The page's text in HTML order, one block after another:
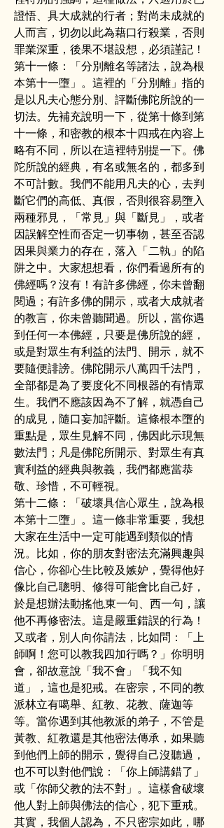
證悟、具大成就的行者；對尚未成就的
人而言，切勿以此為藉口行殺業，否則
罪業深重，後果不堪設想，必須謹記！
第十一條：「分別離名等諸法，說為根
本第十一墮」。這裡的「分別離」指的
是以凡夫心態分別、評斷佛陀所說的一
切法。先補充說明一下，從第十條到第
十一條，和密教的根本十四戒在內容上
略有不同，所以在這裡特別提一下。佛
陀所說的經典，有名或無名的，都多到
不可計數。我們不能用凡夫的心，去判
斷它們的高低、真假，否則很容易墮入
兩種邪見，「常見」與「斷見」，或者
因誤解空性而否定一切事物，甚至否認
因果與業力的存在，落入「二執」的陷
阱之中。大家想想看，你們看過所有的
佛經嗎？沒有！有許多佛經，你未曾翻
閱過；有許多佛的開示，或者大成就者
的教言，你未曾聽聞過。所以，當你遇
到任何一本佛經，只要是佛所說的經，
或是對眾生有利益的法門、開示，就不
要隨便誹謗。佛陀開示八萬四千法門，
全部都是為了要度化不同根器的有情眾
生。我們不應該因為不了解，就憑自己
的成見，隨口妄加評斷。這條根本墮的
重點是，眾生見解不同，佛因此示現無
數法門；凡是佛陀所開示、對眾生有真
實利益的經典與教義，我們都應當恭
敬、珍惜，不可輕視。
第十二條：「破壞具信心眾生，說為根
本第十二墮」。這一條非常重要，我想
大家在生活中一定可能遇到類似的情
況。比如，你的朋友對密法充滿興趣與
信心，你卻心生比較及嫉妒，覺得他好
像比自己聰明、修得可能會比自己好，
於是想辦法動搖他,東一句、西一句，讓
他不再修密法。這是嚴重錯誤的行為！
又或者，別人向你請法，比如問：「上
師啊！您可以教我四加行嗎？」你明明
會，卻故意說「我不會」「我不知
道」，這也是犯戒。在密宗，不同的教
派林立有噶舉、紅教、花教、薩迦等
等。當你遇到其他教派的弟子，不管是
黃教、紅教還是其他密法傳承，如果聽
到他們上師的開示，覺得自己沒聽過，
也不可以對他們說：「你上師講錯了」
或「你師父教的法不對」。這樣會破壞
他人對上師與佛法的信心，犯下重戒。
其實，我個人認為，不只密宗如此，哪